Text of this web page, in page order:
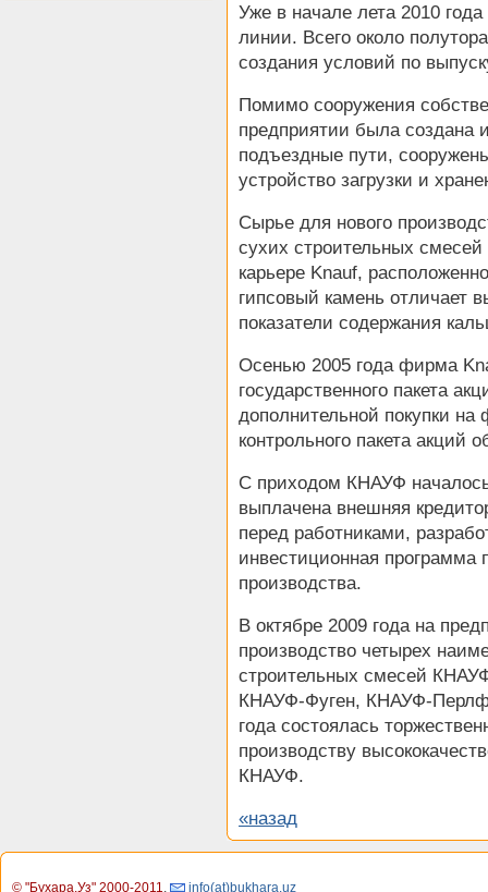
Уже в начале лета 2010
линии. Всего около
создания условий по
Помимо сооружения
предприятии была создана
подъездные пути,
устройство загрузки и
Сырье для нового
сухих строительных
карьере Knauf,
гипсовый камень отличает
показатели содержания
Осенью 2005 года фирма
государственного пакета
дополнительной покупки
контрольного пакета акций
С приходом КНАУФ
выплачена внешняя
перед работниками,
инвестиционная
производства.
В октябре 2009 года на
производство четырех
строительных смесей
КНАУФ-Фуген, КНАУФ-
года состоялась
производству
КНАУФ.
«назад
© "Бухара.Уз" 2000-2011 info(at)bukhara.uz